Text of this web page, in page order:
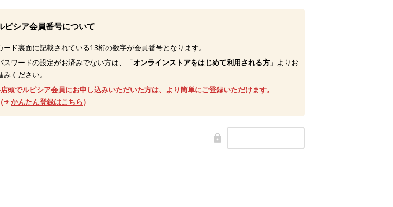
ピシア会員番号について
ード裏面に記載されている13桁の数字が会員番号となります。
スワードの設定がお済みでない方は、「オンラインストアをはじめて利用される方 」よりお
みください。
頭でルピシア会員にお申し込みいただいた方は、より簡単にご登録いただけます。
（
かんたん登録はこちら）